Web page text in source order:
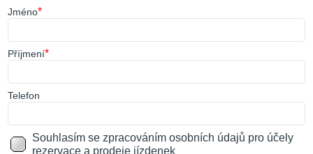
Jméno*
Příjmení*
Telefon
Souhlasím se zpracováním osobních údajů pro účely
rezervace a prodeje jízdenek